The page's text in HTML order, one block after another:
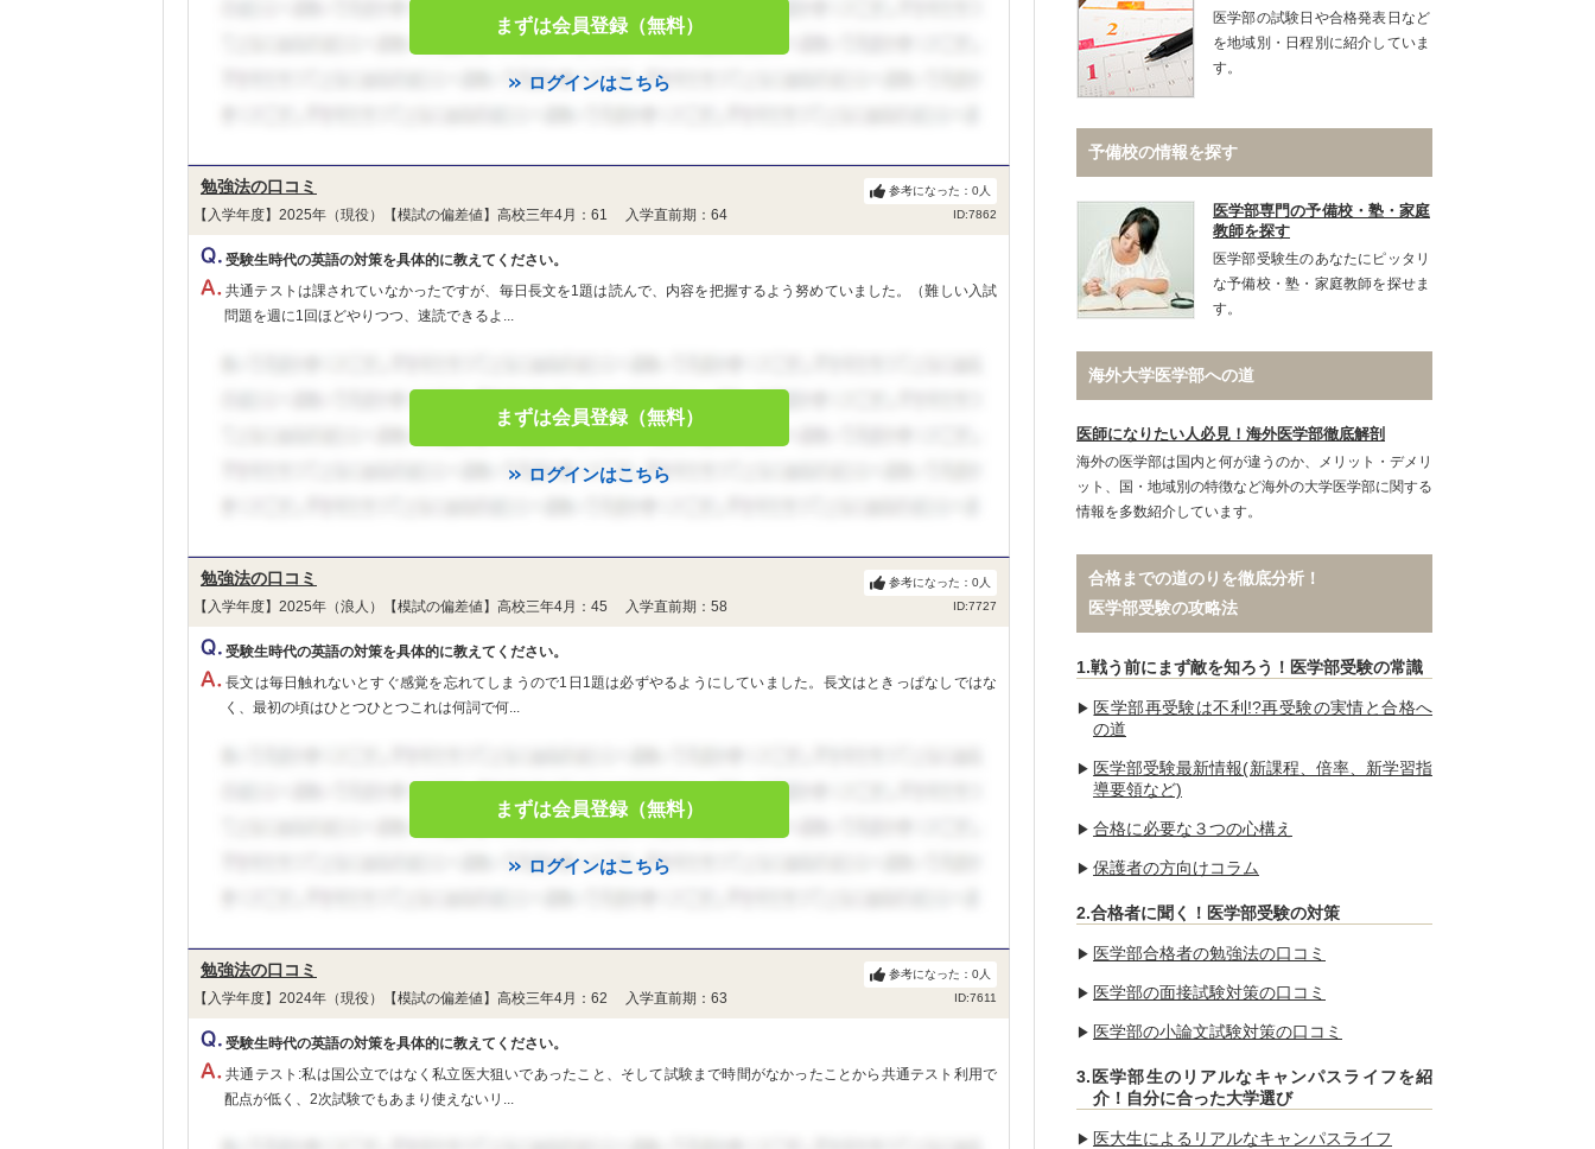
まずは会員登録（無料）
ログインはこちら
勉強法の口コミ
【入学年度】2025年（現役）【模試の偏差値】高校三年4月：61 入学直前期：64 ID:7862
参考になった： 0人
受験生時代の英語の対策を具体的に教えてください。
共通テストは課されていなかったですが、毎日長文を1題は読んで、内容を把握するよう努めていました。（難しい入試
問題を週に1回ほどやりつつ、速読できるよ...
まずは会員登録（無料）
ログインはこちら
勉強法の口コミ
【入学年度】2025年（浪人）【模試の偏差値】高校三年4月：45 入学直前期：58 ID:7727
参考になった： 0人
受験生時代の英語の対策を具体的に教えてください。
長文は毎日触れないとすぐ感覚を忘れてしまうので1日1題は必ずやるようにしていました。長文はときっぱなしではな
く、最初の頃はひとつひとつこれは何詞で何...
まずは会員登録（無料）
ログインはこちら
勉強法の口コミ
【入学年度】2024年（現役）【模試の偏差値】高校三年4月：62 入学直前期：63 ID:7611
参考になった： 0人
受験生時代の英語の対策を具体的に教えてください。
共通テスト:私は国公立ではなく私立医大狙いであったこと、そして試験まで時間がなかったことから共通テスト利用で
配点が低く、2次試験でもあまり使えないリ...
医学部の試験日や合格発表日など
を地域別・日程別に紹介していま
す。
予備校の情報を探す
医学部専門の予備校・塾・家庭
教師を探す
医学部受験生のあなたにピッタリ
な予備校・塾・家庭教師を探せま
す。
海外大学医学部への道
医師になりたい人必見！海外医学部徹底解剖
海外の医学部は国内と何が違うのか、メリット・デメリ
ット、国・地域別の特徴など海外の大学医学部に関する
情報を多数紹介しています。
合格までの道のりを徹底分析！
医学部受験の攻略法
1.戦う前にまず敵を知ろう！医学部受験の常識
医学部再受験は不利!?再受験の実情と合格へ
の道
医学部受験最新情報(新課程、倍率、新学習指
導要領など)
合格に必要な３つの心構え
保護者の方向けコラム
2.合格者に聞く！医学部受験の対策
医学部合格者の勉強法の口コミ
医学部の面接試験対策の口コミ
医学部の小論文試験対策の口コミ
3.医学部生のリアルなキャンパスライフを紹
介！自分に合った大学選び
医大生によるリアルなキャンパスライフ